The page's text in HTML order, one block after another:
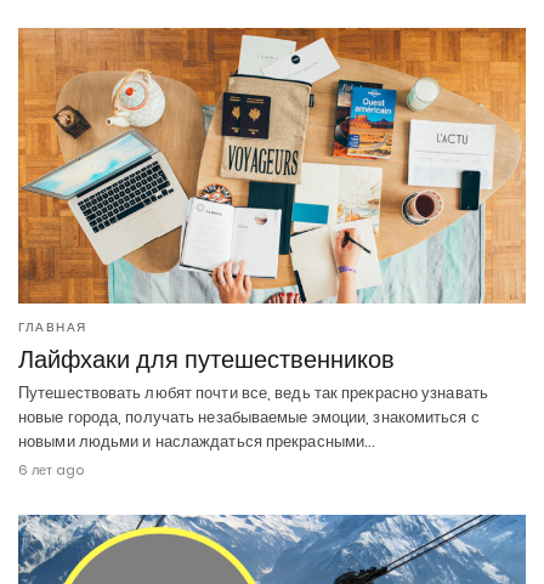
ГЛАВНАЯ
Лайфхаки для путешественников
Путешествовать любят почти все, ведь так прекрасно узнавать
новые города, получать незабываемые эмоции, знакомиться с
новыми людьми и наслаждаться прекрасными…
6 лет ago